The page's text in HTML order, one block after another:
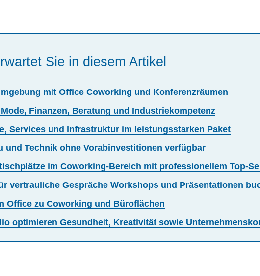
Sie in diesem Artikel
mit Office Coworking und Konferenzräumen
Finanzen, Beratung und Industriekompetenz
Services und Infrastruktur im leistungsstarken Paket
und Technik ohne Vorabinvestitionen verfügbar
im Coworking-Bereich mit professionellem Top-
vertrauliche Gespräche Workshops und Präsentationen
Office zu Coworking und Büroflächen
optimieren Gesundheit, Kreativität sowie